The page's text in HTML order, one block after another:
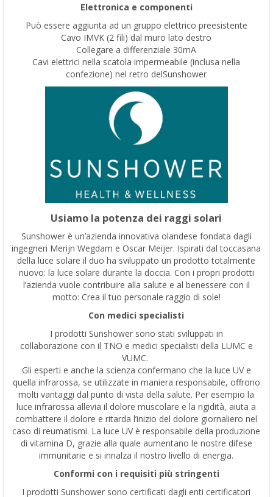
Elettronica e componenti
Può essere aggiunta ad un gruppo elettrico preesistente
Cavo IMVK (2 fili) dal muro lato destro
Collegare a differenziale 30mA
Cavi elettrici nella scatola impermeabile (inclusa nella
confezione) nel retro delSunshower
Usiamo la potenza dei raggi solari
Sunshower è un’azienda innovativa olandese fondata dagli
ingegneri Merijn Wegdam e Oscar Meijer. Ispirati dal toccasana
della luce solare il duo ha sviluppato un prodotto totalmente
nuovo: la luce solare durante la doccia. Con i propri prodotti
l’azienda vuole contribuire alla salute e al benessere con il
motto: Crea il tuo personale raggio di sole!
Con medici specialisti
I prodotti Sunshower sono stati sviluppati in
collaborazione con il TNO e medici specialisti della LUMC e
VUMC.
Gli esperti e anche la scienza confermano che la luce UV e
quella infrarossa, se utilizzate in maniera responsabile, offrono
molti vantaggi dal punto di vista della salute. Per esempio la
luce infrarossa allevia il dolore muscolare e la rigidità, aiuta a
combattere il dolore e ritarda l’inizio del dolore giornaliero nel
caso di reumatismi. La luce UV è responsabile della produzione
di vitamina D, grazie alla quale aumentano le nostre difese
immunitarie e si innalza il nostro livello di energia.
Conformi con i requisiti più stringenti
I prodotti Sunshower sono certificati dagli enti certificatori